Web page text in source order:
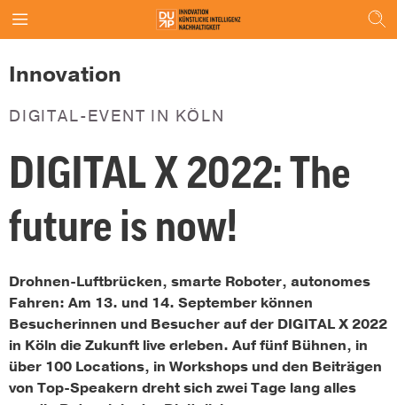
Innovation
DIGITAL-EVENT IN KÖLN
DIGITAL X 2022: The
future is now!
Drohnen-Luftbrücken, smarte Roboter, autonomes
Fahren: Am 13. und 14. September können
Besucherinnen und Besucher auf der DIGITAL X 2022
in Köln die Zukunft live erleben. Auf fünf Bühnen, in
über 100 Locations, in Workshops und den Beiträgen
von Top-Speakern dreht sich zwei Tage lang alles